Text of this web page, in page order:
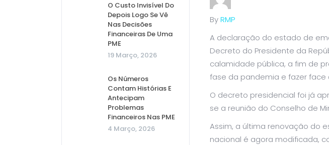
O Custo Invisível Do
Depois Logo Se Vê
Nas Decisões
Financeiras De Uma
PME
19 Março, 2026
Os Números
Contam Histórias E
Antecipam
Problemas
Financeiros Nas PME
4 Março, 2026
ByRMP
A declaração do estado de
Decreto do Presidente da
calamidade pública, a fim de
fase da pandemia e fazer
O decreto presidencial foi já
se a reunião do Conselho de
Assim, a última renovação do
nacional é agora modificada,